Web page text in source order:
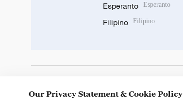
Esperanto Esperanto
Filipino Filipino
Our Privacy Statement & Cookie Policy